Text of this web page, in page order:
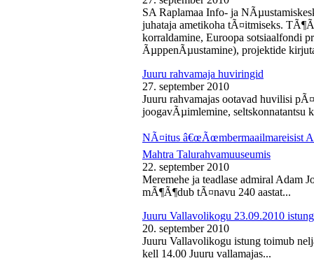
SA Raplamaa Info- ja
juhataja ametikoha tÃ¤itmiseks.
korraldamine, Euroopa sotsiaalfondi
ÃµppenÃµustamine), projektide
Juuru rahvamaja huviringid
27. september 2010
Juuru rahvamajas ootavad huvilisi
joogavÃµimlemine, seltskonnatantsu
NÃ¤itus â€œÃœmbermaailmareisist
Mahtra Talurahvamuuseumis
22. september 2010
Meremehe ja teadlase admiral Adam
mÃ¶Ã¶dub tÃ¤navu 240 aastat...
Juuru Vallavolikogu 23.09.2010 istung
20. september 2010
Juuru Vallavolikogu istung toimub
kell 14.00 Juuru vallamajas...